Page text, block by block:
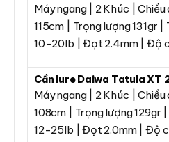
Máy ngang | 2 Khúc | Chiều
115cm | Trọng lượng 131gr
10-20lb | Đọt 2.4mm | Độ
Cần lure Daiwa Tatula XT
Máy ngang | 2 Khúc |
108cm | Trọng lượng 129gr
12-25lb | Đọt 2.0mm | Độ